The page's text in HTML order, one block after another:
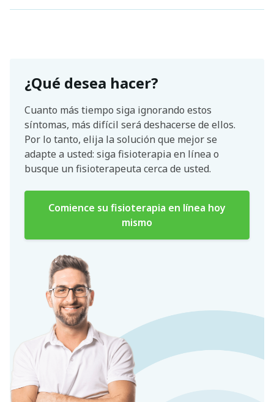
¿Qué desea hacer?
Cuanto más tiempo siga ignorando estos
síntomas, más difícil será deshacerse de ellos.
Por lo tanto, elija la solución que mejor se
adapte a usted: siga fisioterapia en línea o
busque un fisioterapeuta cerca de usted.
Comience su fisioterapia en línea hoy
mismo